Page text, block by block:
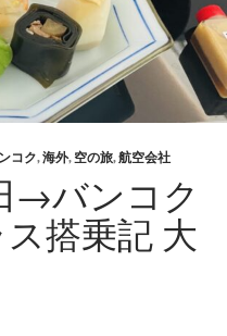
コク,海外, 空の旅,航空会社
→バンコク
搭乗記 大